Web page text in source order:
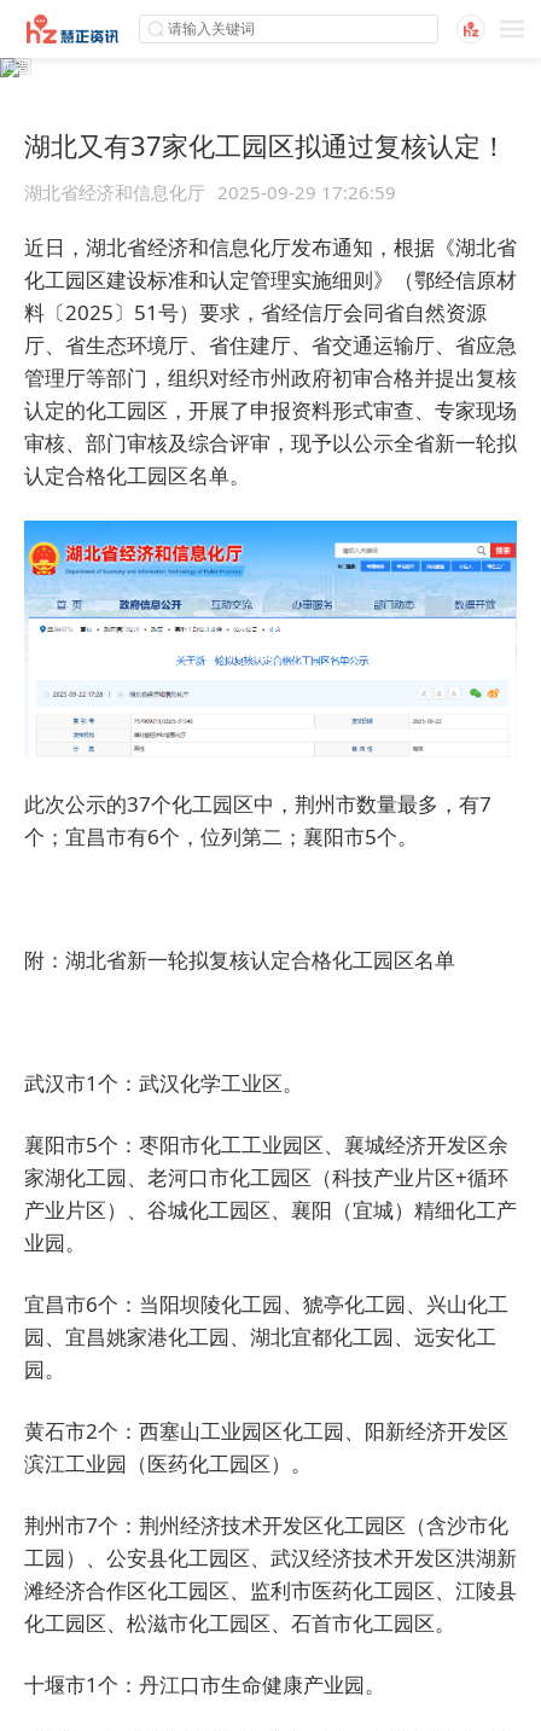
湖北又有37家化工园区拟通过复核认定！
湖北省经济和信息化厅 2025-09-29 17:26:59
近日，湖北省经济和信息化厅发布通知，根据《湖北省
化工园区建设标准和认定管理实施细则》（鄂经信原材
料〔2025〕51号）要求，省经信厅会同省自然资源
厅、省生态环境厅、省住建厅、省交通运输厅、省应急
管理厅等部门，组织对经市州政府初审合格并提出复核
认定的化工园区，开展了申报资料形式审查、专家现场
审核、部门审核及综合评审，现予以公示全省新一轮拟
认定合格化工园区名单。
此次公示的37个化工园区中，荆州市数量最多，有7
个；宜昌市有6个，位列第二；襄阳市5个。
附：湖北省新一轮拟复核认定合格化工园区名单
武汉市1个：武汉化学工业区。
襄阳市5个：枣阳市化工工业园区、襄城经济开发区余
家湖化工园、老河口市化工园区（科技产业片区+循环
产业片区）、谷城化工园区、襄阳（宜城）精细化工产
业园。
宜昌市6个：当阳坝陵化工园、猇亭化工园、兴山化工
园、宜昌姚家港化工园、湖北宜都化工园、远安化工
园。
黄石市2个：西塞山工业园区化工园、阳新经济开发区
滨江工业园（医药化工园区）。
荆州市7个：荆州经济技术开发区化工园区（含沙市化
工园）、公安县化工园区、武汉经济技术开发区洪湖新
滩经济合作区化工园区、监利市医药化工园区、江陵县
化工园区、松滋市化工园区、石首市化工园区。
十堰市1个：丹江口市生命健康产业园。